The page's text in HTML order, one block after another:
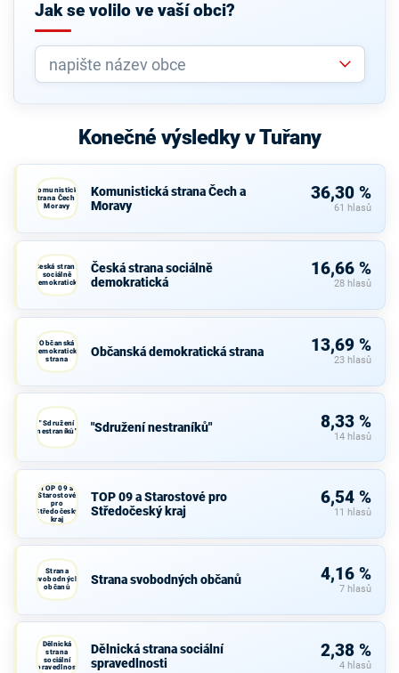
Jak se volilo ve vaší obci?
Konečné výsledky v Tuřany
Komunistická
strana Čech a
Moravy
Komunistická strana Čech a
Moravy
36,30 %
61 hlasů
Česká strana
sociálně
demokratická
Česká strana sociálně
demokratická
16,66 %
28 hlasů
Občanská
demokratická
strana
Občanská demokratická strana 13,69 %
23 hlasů
"Sdružení
nestraníků"
"Sdružení nestraníků" 8,33 %
14 hlasů
TOP 09 a
Starostové
pro
Středočeský
kraj
TOP 09 a Starostové pro
Středočeský kraj
6,54 %
11 hlasů
Strana
svobodných
občanů
Strana svobodných občanů 4,16 %
7 hlasů
Dělnická
strana
sociální
spravedlnosti
Dělnická strana sociální
spravedlnosti
2,38 %
4 hlasů